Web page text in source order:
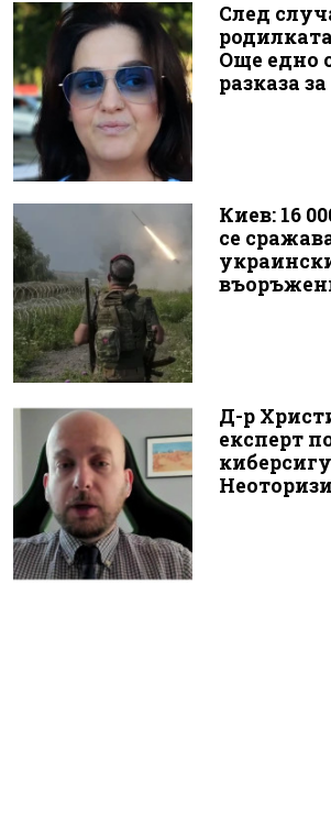
След
Още едно
разказа
Киев: 16
се
Д-р
експерт